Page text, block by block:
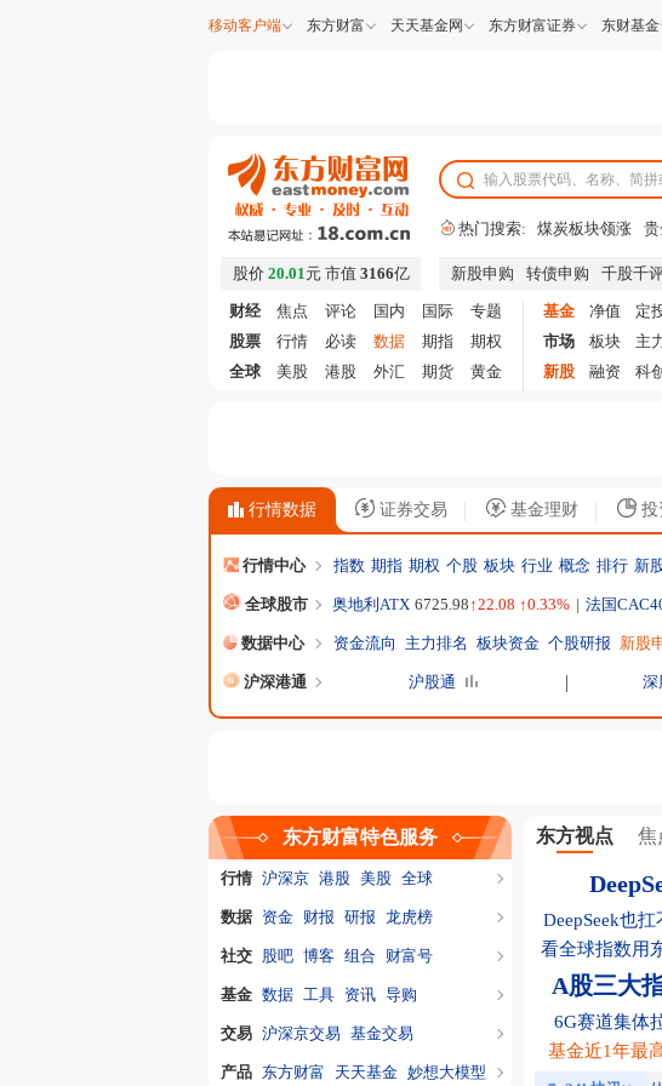
移动客户端 东方财富 天天基金网 东方财富证券 东财基金
热门搜索: 煤炭板块领涨
上市公司限售股
股价 20.01元 市值 3166亿 新股申购 转债申购 千股千
财经 焦点 评论 国内 国际
专题
股票
行情 必读 数据 期指
期权
全球
美股 港股 外汇 期货 黄金
基金 净值 定
市场
板块 主
新股
融资 科创
行情数据 证券交易 基金理财 投
行情中心 指数 期指 期权 个股 板块 行业 概念 排行 新
全球股市 奥地利ATX 6725.98↑22.08 ↑0.33% | 法国
数据中心 资金流向 主力排名 板块资金 个股研报 新股
沪深港通 沪股通 深
东方财富特色服务
行情 沪深京 港股 美股 全球
数据 资金 财报 研报 龙虎榜
社交 股吧 博客 组合 财富号
基金 数据 工具 资讯 导购
交易 沪深京交易 基金交易
产品 东方财富 天天基金 妙想大模型
东方视点 焦
DeepSeek也扛
看全球指数用
A股三大
6G赛道集体
基金近1年最